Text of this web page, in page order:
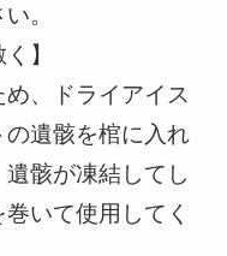
。
】
、ドライアイス
遺骸を棺に入れ
骸が凍結してし
いて使用してく